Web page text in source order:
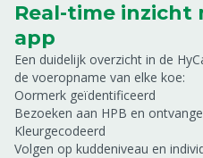
Real-time inzicht
app
Een duidelijk overzicht in de
de voeropname van elke koe:
Oormerk geïdentificeerd
Bezoeken aan HPB en
Kleurgecodeerd
Volgen op kuddeniveau en